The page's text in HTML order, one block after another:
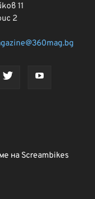
11
2
на Screambikes